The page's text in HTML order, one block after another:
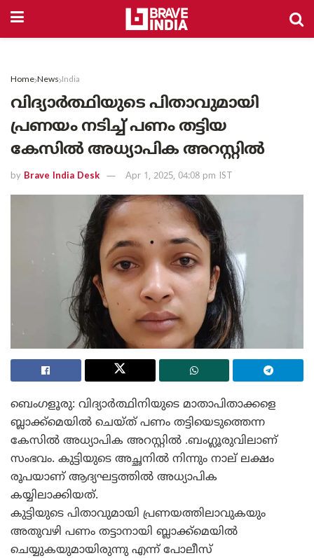
Home News India
വിദ്യാർത്ഥിയുടെ പിതാവുമായി
പ്രണയം നടിച്ച് പണം തട്ടിയ
കേസിൽ അധ്യാപിക അറസ്റ്റിൽ
by Brave India Desk Apr 1, 2025, 04:08 pm IST
ബെംഗളൂരു: വിദ്യാർത്ഥിനിയുടെ മാതാപിതാക്കളെ
ബ്ലാക്ക്മെയിൽ ചെയ്ത് പണം തട്ടിയെടുത്തെന്ന
കേസിൽ അധ്യാപിക അറസ്റ്റിൽ .ബംഗ്ലൂരുവിലാണ്
സംഭവം. കുട്ടിയുടെ അച്ഛനിൽ നിന്നും നാല് ലക്ഷം
രൂപയാണ് ആദ്യഘട്ടത്തിൽ അധ്യാപിക
കയ്യിലാക്കിയത്.
കുട്ടിയുടെ പിതാവുമായി പ്രണയത്തിലാവുകയും
അതുവഴി പണം തട്ടാനായി ബ്ലാക്ക്മെയിൽ
ചെയ്യുകയുമായിരുന്നു എന്ന് പോലീസ്